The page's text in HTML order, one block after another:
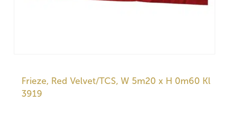
Frieze, Red Velvet/TCS, W 5m20 x H 0m60 Kl
3919